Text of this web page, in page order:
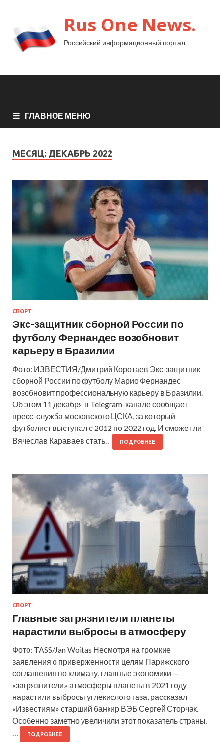
Rus One News.
Российский информационный портал.
ГЛАВНОЕ МЕНЮ
МЕСЯЦ: ДЕКАБРЬ 2022
СПОРТ
Экс-защитник сборной России по
футболу Фернандес возобновит
карьеру в Бразилии
Фото: ИЗВЕСТИЯ/Дмитрий Коротаев Экс-защитник
сборной России по футболу Марио Фернандес
возобновит профессиональную карьеру в Бразилии.
Об этом 11 декабря в Telegram-канале сообщает
пресс-служба московского ЦСКА, за который
футболист выступал с 2012 по 2022 год. И сможет ли
Вячеслав Караваев стать…
ПОДРОБНЕЕ
СПОРТ
Главные загрязнители планеты
нарастили выбросы в атмосферу
Фото: TASS/Jan Woitas Несмотря на громкие
заявления о приверженности целям Парижского
соглашения по климату, главные экономики —
«загрязнители» атмосферы планеты в 2021 году
нарастили выбросы углекислого газа, рассказал
«Известиям» старший банкир ВЭБ Сергей Сторчак.
Особенно заметно увеличили этот показатель страны,
…
ПОДРОБНЕЕ